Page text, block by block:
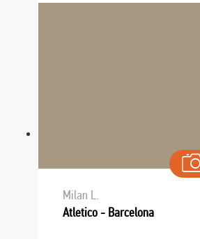
Milan L.
Atletico - Barcelona